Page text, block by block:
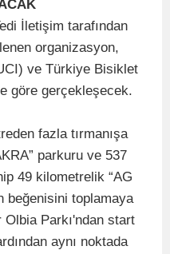
İletişim tarafından
organizasyon,
ve Türkiye Bisiklet
göre gerçekleşecek.
fazla tırmanışa
parkuru ve 537
49 kilometrelik “AG
beğenisini toplamaya
Parkı'ndan start
aynı noktada